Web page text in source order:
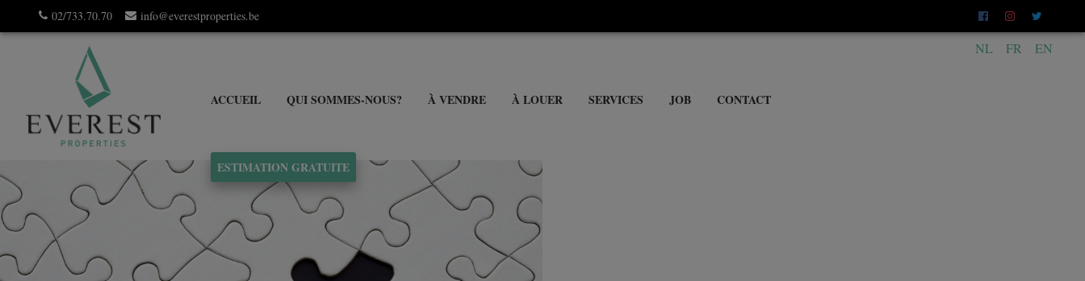
02/733.70.70 info@everestproperties.be
ACCUEIL QUI SOMMES-NOUS? À VENDRE À LOUER SERVICES JOB CONTACT
ESTIMATION GRATUITE
NL FR EN